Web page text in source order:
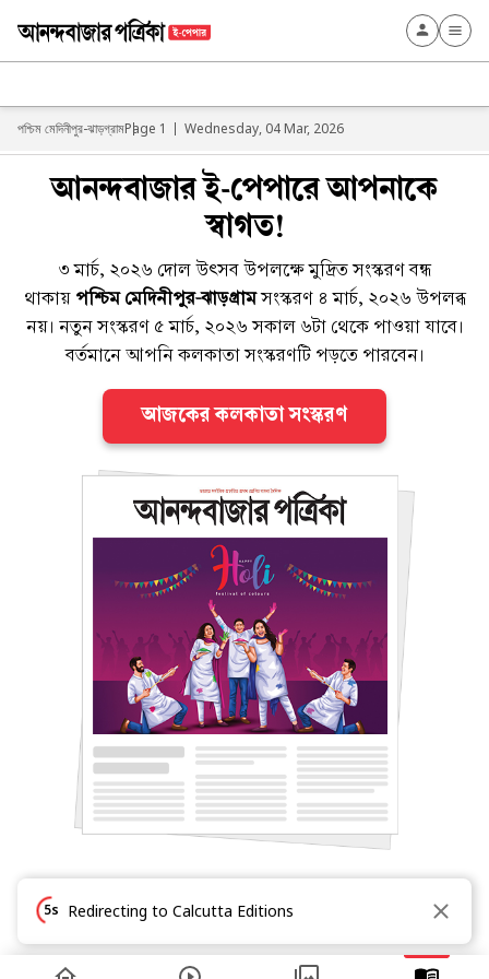
পশ্চিম মেদিনীপুর-ঝাড়গ্রামPage 1 Wednesday, 04 Mar, 2026
আনন্দবাজার ই-পেপারে আপনাকে
স্বাগত!
৩ মার্চ, ২০২৬ দোল উৎসব উপলক্ষে মুদ্রিত সংস্করণ বন্ধ
থাকায় পশ্চিম মেদিনীপুর-ঝাড়গ্রামসংস্করণ ৪ মার্চ, ২০২৬ উপলব্ধ
নয়। নতুন সংস্করণ ৫ মার্চ, ২০২৬ সকাল ৬টা থেকে পাওয়া যাবে।
বর্তমানে আপনি কলকাতা সংস্করণটি পড়তে পারবেন।
আজকের কলকাতা সংস্করণ
5s Redirecting to Calcutta Editions